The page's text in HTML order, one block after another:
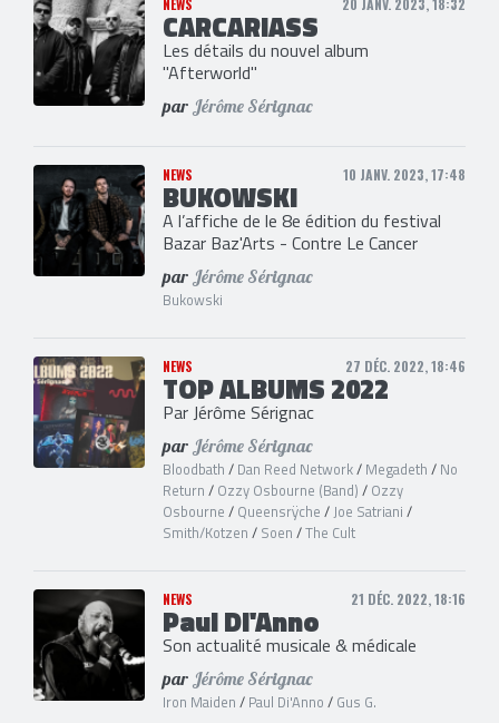
NEWS 20 JANV. 2023, 18:32
CARCARIASS
Les détails du nouvel album
"Afterworld"
par Jérôme Sérignac
NEWS 10 JANV. 2023, 17:48
BUKOWSKI
A l’affiche de le 8e édition du festival
Bazar Baz'Arts - Contre Le Cancer
par Jérôme Sérignac
Bukowski
NEWS 27 DÉC. 2022, 18:46
TOP ALBUMS 2022
Par Jérôme Sérignac
par Jérôme Sérignac
Bloodbath / Dan Reed Network/ Megadeth / No
Return / Ozzy Osbourne (Band) / Ozzy
Osbourne / Queensrÿche /Joe Satriani /
Smith/Kotzen / Soen /The Cult
NEWS 21 DÉC. 2022, 18:16
Paul Di'Anno
Son actualité musicale & médicale
par Jérôme Sérignac
Iron Maiden / Paul Di'Anno / Gus G.